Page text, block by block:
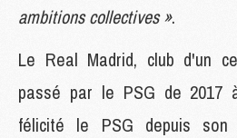
ambitions collectives ».
Le Real Madrid, club d'un
passé par le PSG de 2017
félicité le PSG depuis